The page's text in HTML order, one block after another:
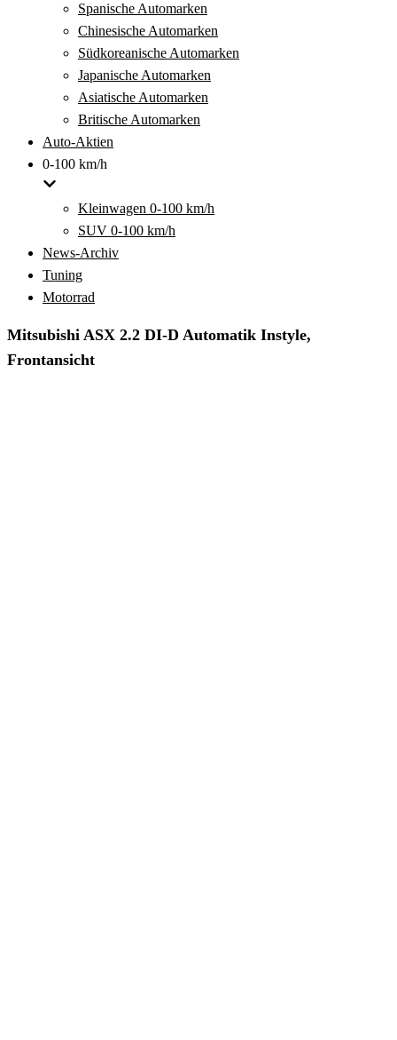
Spanische Automarken
Chinesische Automarken
Südkoreanische Automarken
Japanische Automarken
Asiatische Automarken
Britische Automarken
Auto-Aktien
0-100 km/h
Kleinwagen 0-100 km/h
SUV 0-100 km/h
News-Archiv
Tuning
Motorrad
Mitsubishi ASX 2.2 DI-D Automatik Instyle,
Frontansicht